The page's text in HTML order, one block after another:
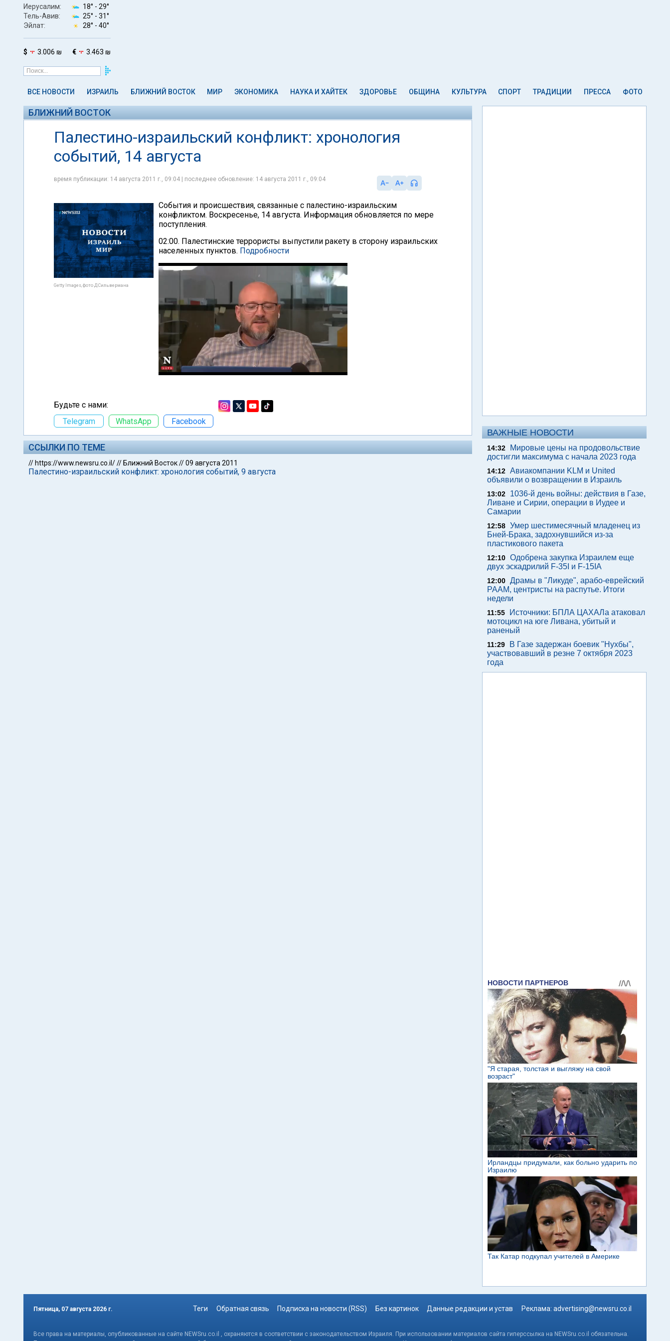
Иерусалим: 18° - 29°
Тель-Авив:
25° - 31°
Эйлат:
28° - 40°
$ 3.006 ₪ € 3.463 ₪
ВСЕ НОВОСТИ ИЗРАИЛЬ БЛИЖНИЙ ВОСТОК МИР ЭКОНОМИКА НАУКА И ХАЙТЕК ЗДОРОВЬЕ ОБЩИНА КУЛЬТУРА СПОРТ ТРАДИЦИИ ПРЕССА ФОТО
БЛИЖНИЙ ВОСТОК
Палестино-израильский конфликт: хронология
событий, 14 августа
время публикации: 14 августа 2011 г., 09:04 | последнее обновление: 14 августа 2011 г., 09:04
Getty Images, фото Д.Сильвермана
События и происшествия, связанные с палестино-израильским
конфликтом. Воскресенье, 14 августа. Информация обновляется по мере
поступления.
02:00. Палестинские террористы выпустили ракету в сторону израильских
населенных пунктов. Подробности
Будьте с нами:
Telegram
WhatsApp Facebook
ССЫЛКИ ПО ТЕМЕ
// https://www.newsru.co.il/// Ближний Восток//09 августа 2011
Палестино-израильский конфликт: хронология событий, 9 августа
ВАЖНЫЕ НОВОСТИ
14:32
Мировые цены на продовольствие
достигли максимума с начала 2023 года
14:12 Авиакомпании KLM и United
объявили о возвращении в Израиль
13:02
1036-й день войны: действия в Газе,
Ливане и Сирии, операции в Иудее и
Самарии
12:58 Умер шестимесячный младенец из
Бней-Брака, задохнувшийся из-за
пластикового пакета
12:10 Одобрена закупка Израилем еще
двух эскадрилий F-35I и F-15IA
12:00 Драмы в "Ликуде", арабо-еврейский
РААМ, центристы на распутье. Итоги
недели
11:55
Источники: БПЛА ЦАХАЛа атаковал
мотоцикл на юге Ливана, убитый и
раненый
11:29
В Газе задержан боевик "Нухбы",
участвовавший в резне 7 октября 2023
года
Пятница, 07 августа 2026 г. Теги Обратная связь Подписка на новости (RSS) Без картинок Данные редакции и устав Реклама: advertising@newsru.co.il
Все права на материалы, опубликованные на сайте NEWSru.co.il , охраняются в соответствии с законодательством Израиля. При использовании материалов сайта гиперссылка на NEWSru.co.il обязательна.